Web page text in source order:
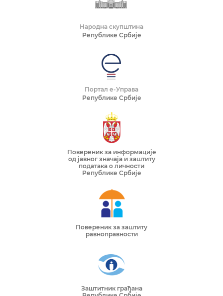
Народна скупштина
Републике Србије
Портал е-Управа
Републике Србије
Повереник за информације
од јавног значаја и заштиту
података о личности
Републике Србије
Повереник за заштиту
равноправности
Заштитник грађана